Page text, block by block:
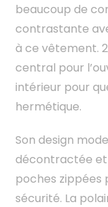
beaucoup de
contrastante
à ce vêtement.
central pour
intérieur pour
hermétique.
Son design
décontractée et
poches zippées
sécurité. La